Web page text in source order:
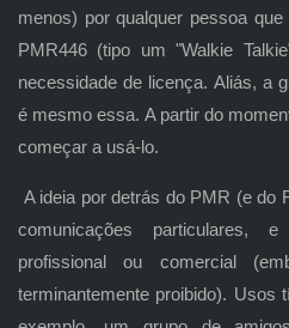
menos) por qualquer pessoa
PMR446 (tipo um "Walkie
necessidade de licença. Aliás, a
é mesmo essa. A partir do
começar a usá-lo.
A ideia por detrás do PMR (e do
comunicações particulares,
profissional ou comercial
terminantemente proibido).